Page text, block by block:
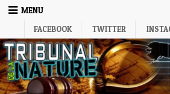
Skip
MENU
FACEBOOK
TWITTER